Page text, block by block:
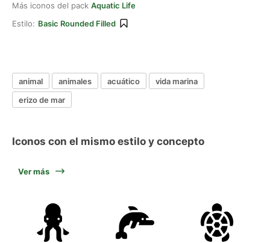
Más iconos del pack Aquatic Life
Estilo: Basic Rounded Filled
animal animales acuático
vida marina
erizo de mar
Iconos con el mismo estilo y concepto
Ver más